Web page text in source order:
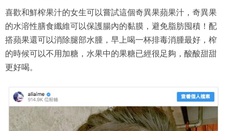
喜歡和鮮榨果汁的女生可以嘗試這個奇異果蘋果汁，奇異果
的水溶性膳食纖維可以保護腸內的黏膜，避免脂肪囤積！配
搭蘋果還可以消除腿部水腫，早上喝一杯排毒消腫最好，榨
的時候可以不用加糖，水果中的果糖已經很足夠，酸酸甜甜
更好喝。